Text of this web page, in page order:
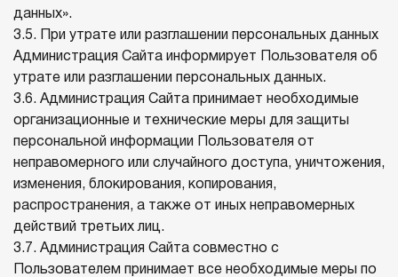
данных».
3.5. При утрате или разглашении персональных данных
Администрация Сайта информирует Пользователя об
утрате или разглашении персональных данных.
3.6. Администрация Сайта принимает необходимые
организационные и технические меры для защиты
персональной информации Пользователя от
неправомерного или случайного доступа, уничтожения,
изменения, блокирования, копирования,
распространения, а также от иных неправомерных
действий третьих лиц.
3.7. Администрация Сайта совместно с
Пользователем принимает все необходимые меры по